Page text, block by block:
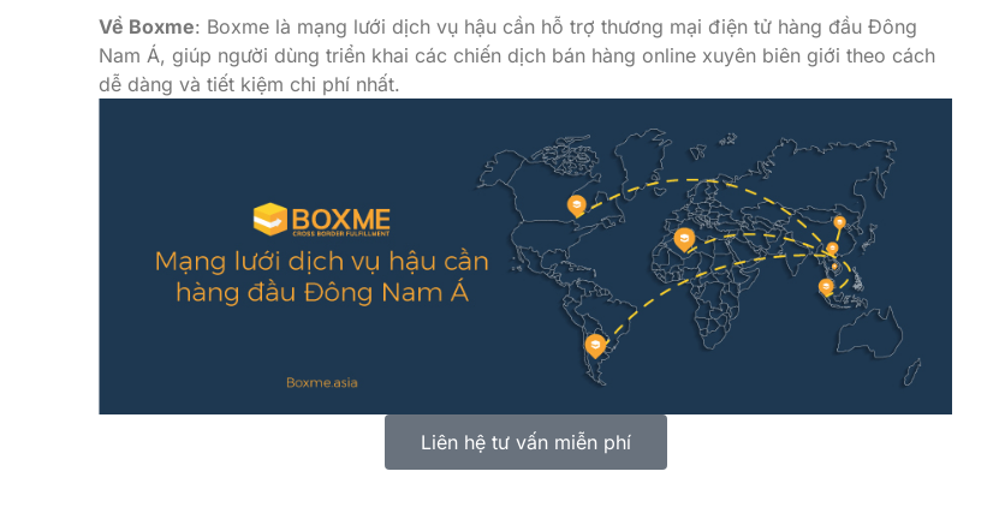
Về Boxme: Boxme là mạng lưới dịch vụ hậu cần hỗ trợ thương mại điện tử hàng đầu Đông
Nam Á, giúp người dùng triển khai các chiến dịch bán hàng online xuyên biên giới theo cách
dễ dàng và tiết kiệm chi phí nhất.
Liên hệ tư vấn miễn phí